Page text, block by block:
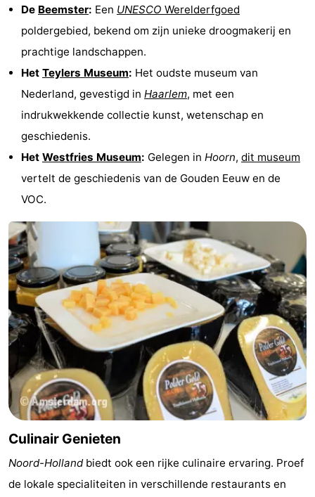
De Beemster: Een UNESCO Werelderfgoed
poldergebied, bekend om zijn unieke droogmakerij en
prachtige landschappen.
Het Teylers Museum: Het oudste museum van
Nederland, gevestigd in Haarlem, met een
indrukwekkende collectie kunst, wetenschap en
geschiedenis.
Het Westfries Museum: Gelegen in Hoorn, dit museum
vertelt de geschiedenis van de Gouden Eeuw en de
VOC.
Culinair Genieten
Noord-Hollandbiedt ook een rijke culinaire ervaring. Proef
de lokale specialiteiten in verschillende restaurants en